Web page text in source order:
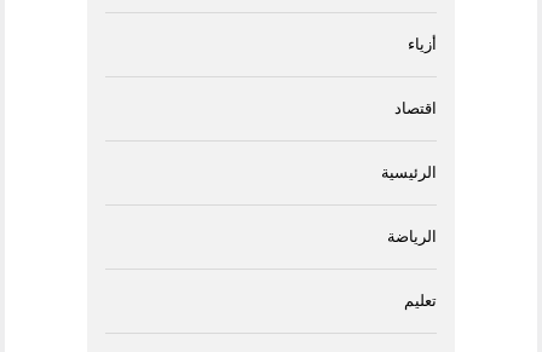
أزياء
اقتصاد
الرئيسية
الرياضة
تعليم